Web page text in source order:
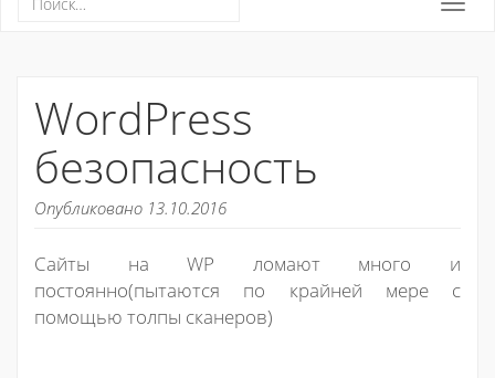
WordPress
безопасность
Опубликовано 13.10.2016
Сайты на WP ломают много и
постоянно(пытаются по крайней мере с
помощью толпы сканеров)